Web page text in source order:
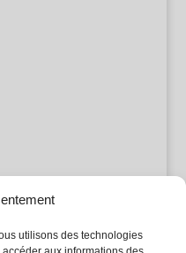
utilisons des technologies